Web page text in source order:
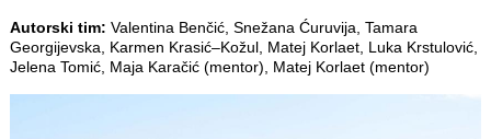
Autorski tim: Valentina Benčić, Snežana Ćuruvija, Tamara
Georgijevska, Karmen Krasić–Kožul, Matej Korlaet, Luka Krstulović,
Jelena Tomić, Maja Karačić (mentor), Matej Korlaet (mentor)